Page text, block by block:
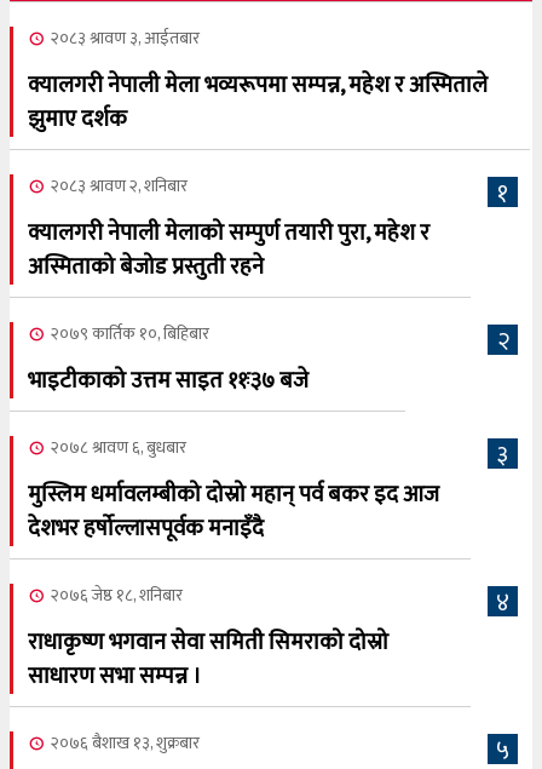
२०८३ श्रावण ३, आईतबार
क्यालगरी नेपाली मेला भव्यरूपमा सम्पन्न, महेश र अस्मिताले
झुमाए दर्शक
१
२०८३ श्रावण २, शनिबार
क्यालगरी नेपाली मेलाको सम्पुर्ण तयारी पुरा, महेश र
अस्मिताको बेजोड प्रस्तुती रहने
२
२०७९ कार्तिक १०, बिहिबार
भाइटीकाको उत्तम साइत ११ः३७ बजे
३
२०७८ श्रावण ६, बुधबार
मुस्लिम धर्मावलम्बीको दोस्रो महान् पर्व बकर इद आज
देशभर हर्षोल्लासपूर्वक मनाइँदै
४
२०७६ जेष्ठ १८, शनिबार
राधाकृष्ण भगवान सेवा समिती सिमराको दोस्रो
साधारण सभा सम्पन्न ।
५
२०७६ बैशाख १३, शुक्रबार